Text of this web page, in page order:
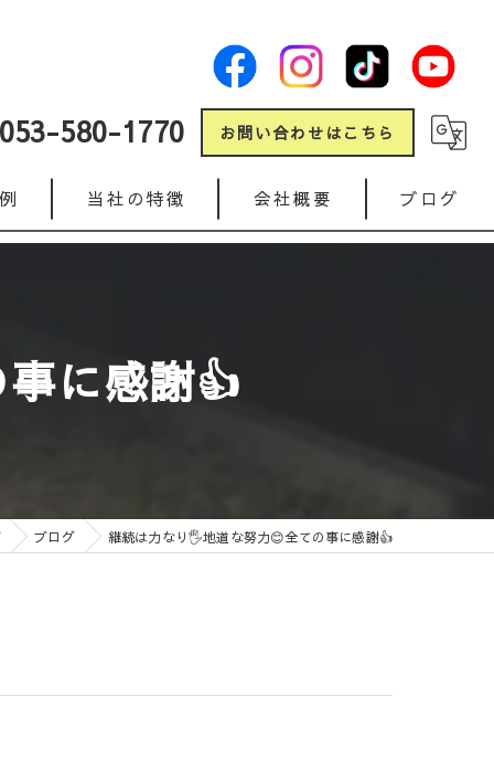
053-580-1770 お問い合わせはこちら
当社の特徴
ガレージ
会社概要 ブログ
に感謝👍
ブログ 継続は力なり🖐️地道な努力😊全ての事に感謝👍